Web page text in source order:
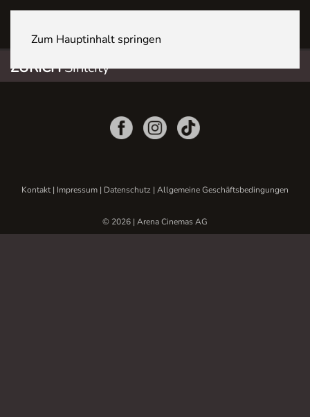
Zum Hauptinhalt springen
ZÜRICHSihlcity
Kontakt| Impressum | Datenschutz | Allgemeine Geschäftsbedingungen
© 2026 | Arena Cinemas AG